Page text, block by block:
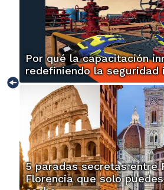
Por qué la capacitación
redefiniendo la seguridad
5 paradas secretas entre
Florencia que solo